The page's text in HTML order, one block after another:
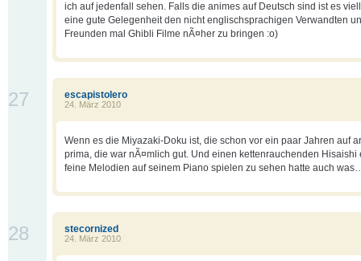
ich auf jedenfall sehen. Falls die animes auf Deutsch sind ist es
eine gute Gelegenheit den nicht englischsprachigen Verwandten
Freunden mal Ghibli Filme nÃ¤her zu bringen :o)
escapistolero
24. März 2010
27
Wenn es die Miyazaki-Doku ist, die schon vor ein paar Jahren auf
prima, die war nÃ¤mlich gut. Und einen kettenrauchenden Hisaishi
feine Melodien auf seinem Piano spielen zu sehen hatte auch
stecornized
24. März 2010
28